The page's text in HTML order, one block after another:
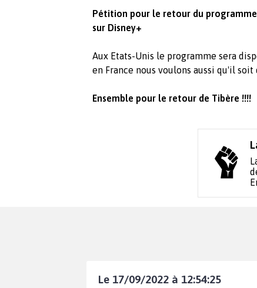
Pétition pour le retour du
sur Disney+
Aux Etats-Unis le programme sera
en France nous voulons aussi qu'il
Ensemble pour le retour de Tibère !!!!
Le 17/09/2022 à 12:54:25